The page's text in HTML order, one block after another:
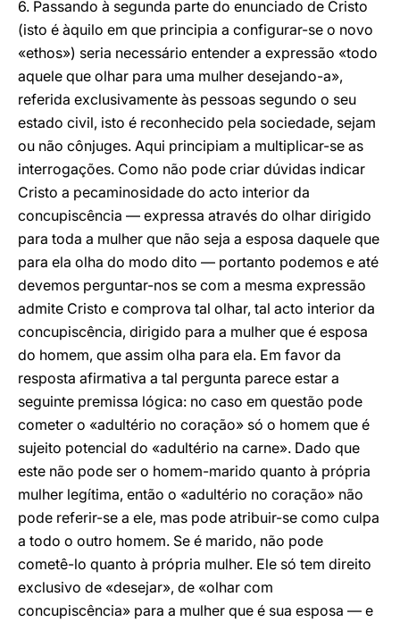
6. Passando à segunda parte do enunciado de Cristo
(isto é àquilo em que principia a configurar-se o novo
«ethos») seria necessário entender a expressão «todo
aquele que olhar para uma mulher desejando-a»,
referida exclusivamente às pessoas segundo o seu
estado civil, isto é reconhecido pela sociedade, sejam
ou não cônjuges. Aqui principiam a multiplicar-se as
interrogações. Como não pode criar dúvidas indicar
Cristo a pecaminosidade do acto interior da
concupiscência — expressa através do olhar dirigido
para toda a mulher que não seja a esposa daquele que
para ela olha do modo dito — portanto podemos e até
devemos perguntar-nos se com a mesma expressão
admite Cristo e comprova tal olhar, tal acto interior da
concupiscência, dirigido para a mulher que é esposa
do homem, que assim olha para ela. Em favor da
resposta afirmativa a tal pergunta parece estar a
seguinte premissa lógica: no caso em questão pode
cometer o «adultério no coração» só o homem que é
sujeito potencial do «adultério na carne». Dado que
este não pode ser o homem-marido quanto à própria
mulher legítima, então o «adultério no coração» não
pode referir-se a ele, mas pode atribuir-se como culpa
a todo o outro homem. Se é marido, não pode
cometê-lo quanto à própria mulher. Ele só tem direito
exclusivo de «desejar», de «olhar com
concupiscência» para a mulher que é sua esposa — e